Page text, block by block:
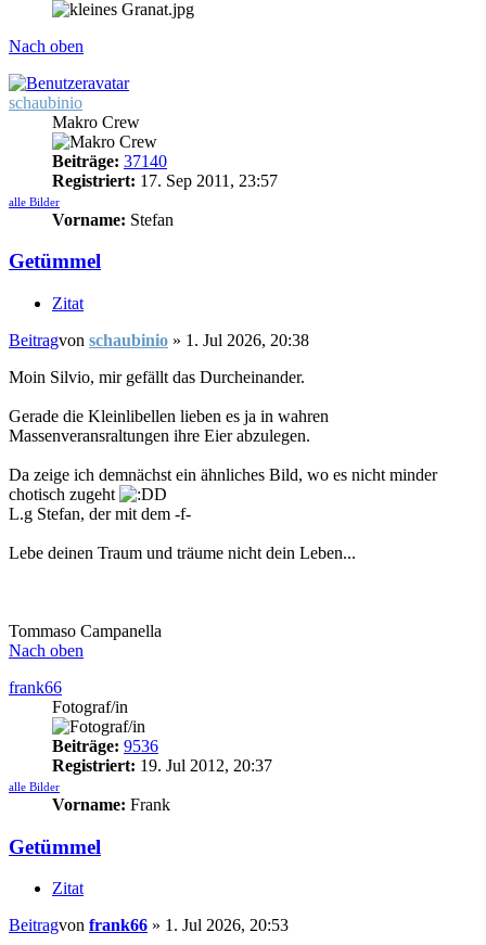
Nach oben
schaubinio
Makro Crew
Beiträge: 37140
Registriert: 17. Sep 2011, 23:57
alle Bilder
Vorname: Stefan
Getümmel
Zitat
Beitragvon schaubinio » 1. Jul 2026, 20:38
Moin Silvio, mir gefällt das Durcheinander.
Gerade die Kleinlibellen lieben es ja in wahren
Massenveransraltungen ihre Eier abzulegen.
Da zeige ich demnächst ein ähnliches Bild, wo es nicht minder
chotisch zugeht
L.g Stefan, der mit dem -f-
Lebe deinen Traum und träume nicht dein Leben...
Tommaso Campanella
Nach oben
frank66
Fotograf/in
Beiträge: 9536
Registriert: 19. Jul 2012, 20:37
alle Bilder
Vorname: Frank
Getümmel
Zitat
Beitragvon frank66 » 1. Jul 2026, 20:53